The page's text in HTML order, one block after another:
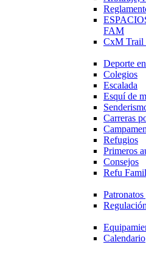
FAM
CxM
Deporte
Colegios
Escalada
Esquí de
Carreras
Refugios
Primeros
Consejos
Refu
Calendario